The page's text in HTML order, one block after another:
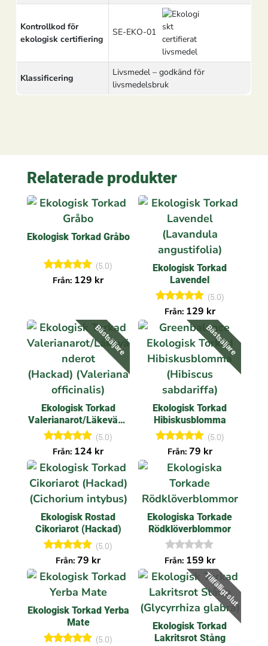
Kontrollkod för
ekologisk certifiering
SE-EKO-01
Klassificering
Livsmedel – godkänd för
livsmedelsbruk
Relaterade produkter
Ekologisk Torkad Gråbo
Betygsatt
(5.0)
Från: 129 kr
Ekologisk Torkad
Lavendel
Betygsatt
5.00
av 5
(5.0)
Från: 129 kr
Bästsäljare
Ekologisk Torkad
Valerianarot/Läkevänd
erot (Hackad)
Betygsatt
av 5
(5.0)
Från: 124 kr
Bästsäljare
Ekologisk Torkad
Hibiskusblomma
Betygsatt
av 5
(5.0)
Från: 79 kr
Ekologisk Rostad
Cikoriarot (Hackad)
Betygsatt
av 5
(5.0)
Från:79 kr
Ekologiska Torkade
Rödklöverblommor
I
g
r
c
e
n
s
Från: 159 kr
Ekologisk Torkad Yerba
Mate
(5.0)
Tillfälligt slut
Ekologisk Torkad
Lakritsrot Stång